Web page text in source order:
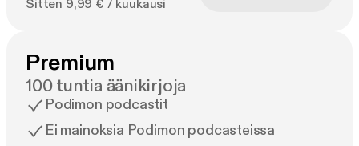
Sitten 9,99 € / kuukausi
Premium
100 tuntia äänikirjoja
Podimon podcastit
Ei mainoksia Podimon podcasteissa